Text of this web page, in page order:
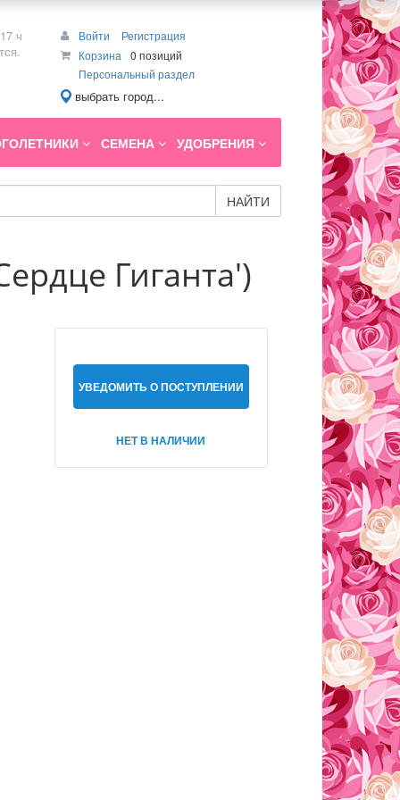
ч
Войти
Регистрация
Корзина
0 позиций
Персональный раздел
выбрать город...
СЕМЕНА УДОБРЕНИЯ
НАЙТИ
Гиганта')
УВЕДОМИТЬ О ПОСТУПЛЕНИИ
НЕТ В НАЛИЧИИ